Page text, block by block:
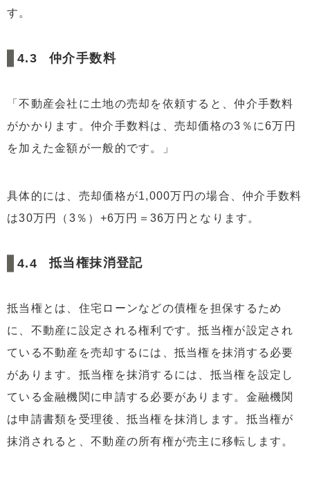
す。
仲介手数料
「不動産会社に土地の売却を依頼すると、仲介手数料
がかかります。仲介手数料は、売却価格の3％に6万円
を加えた金額が一般的です。」
具体的には、売却価格が1,000万円の場合、仲介手数料
は30万円（3％）+6万円＝36万円となります。
抵当権抹消登記
抵当権とは、住宅ローンなどの債権を担保するため
に、不動産に設定される権利です。抵当権が設定され
ている不動産を売却するには、抵当権を抹消する必要
があります。抵当権を抹消するには、抵当権を設定し
ている金融機関に申請する必要があります。金融機関
は申請書類を受理後、抵当権を抹消します。抵当権が
抹消されると、不動産の所有権が売主に移転します。